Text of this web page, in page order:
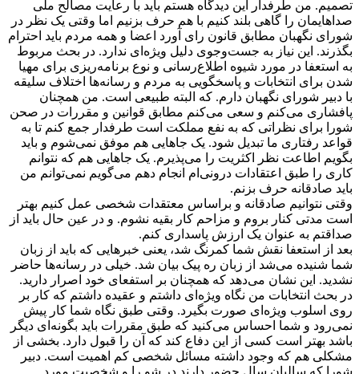
تصمیم. من طرفدار این دیدگاه هستم باید با رعایت مصالح ملی
صداهایمان را گاهی بلند کنیم با هم حرف بزنیم اما وقتی یک نظر در
شورای نگهبان مطابق قانون رای آورد اعضا و همه مردم باید احترام
بگذرند. این نیاز به جست‌وجوی دلیل ویژه‌ای ندارد. در بحث مربوط
به استعفا در مورد شیوه اطلاع‌رسانی و نوع برنامه‌ریزی برای مهیا
شدن برای انتخابات و پاسخگویی به مردم و رسانه‌ها اختلاف سلیقه
با دبیر شورای نگهبان دارم. که البته طبیعی است. من همچنان
پافشاری می‌کنم و سعی می‌کنم مطابق قوانین و مقررات در صحن
شورا برای نظراتی که به نفع مملکت است طرفدار جمع کنم تا به
قواعد رفتاری ما تبدیل شود. یک جاهایی هم موفق نمی‌شوم و باید
بگویم اطاعت نظر اکثریت را می‌پذیرم. یک جاهایی هم که نتوانم
کاری را طبق اعتقادات درونی‌ام انجام دهم می‌گویم نمی‌توانم من
باید صادقانه حرف بزنم.
وقتی نتوانیم صادقانه و براساس معتقدات شخصی عمل کنیم بهتر
است مدتی کنار بروم و مزاحم کار بقیه نشوم. و در عین حال باید از
صداقتم به عنوان یک ارزش پاسداری کنم.
بعد از استعفا نقش شما کمرنگ شد، یعنی خبرهایی که باید از زبان
شما شنیده می‌شد از زبان ره پیک بیان شد. خیلی در رسانه‌ها حاضر
نشدید. این نشان می‌دهد که همچنان بر استفعای خود اصرار دارید.
در بحث انتخابات من نگاه ویژه‌ای داشتم و عقیده داشتم که کار بر
روی اسلوب ویژه‌ای صورت بگیرد. وقتی طبق نگاه شما کار پیش
نمی‌رود و شما احساس می‌کنید که طبق مقررات باید بگونه‌ای دیگر
باشد بهتر است کسی از این دفاع کند که آن را قبول دارد. بخشی از
مشکلی هم که وجود داشته مسائل شخصی کم اهمیت است. دبیر
شورا که سالیان سال حضور دارند در شو را و شخصیت مورد